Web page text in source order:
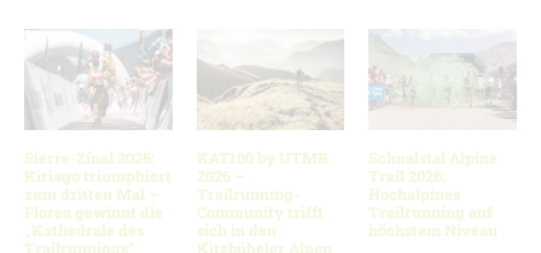
Sierre-Zinal 2026:
Kiriago triumphiert
zum dritten Mal –
Florea gewinnt die
„Kathedrale des
Trailrunnings“
KAT100 by UTMB
2026 –
Trailrunning-
Community trifft
sich in den
Kitzbüheler Alpen
Schnalstal Alpine
Trail 2026:
Hochalpines
Trailrunning auf
höchstem Niveau